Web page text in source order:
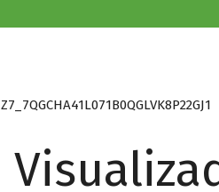
Z7_7QGCHA41L071B0QGLVK8P22GJ1